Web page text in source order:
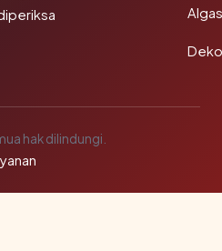
hak dilindungi.